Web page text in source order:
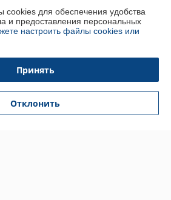
для обеспечения удобства
и предоставления персональных
настроить файлы cookies или
Принять
Отклонить